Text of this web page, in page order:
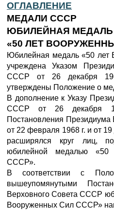
ОГЛАВЛЕНИЕ
МЕДАЛИ СССР
ЮБИЛЕЙНАЯ МЕДАЛЬ
«50 ЛЕТ
Юбилейная медаль «50
учреждена Указом
СССР от 26 декабря
утверждены Положение о
В дополнение к Указу
СССР от 26 декабря
Постановления
от 22 февраля 1968 г. и от
расширялся круг лиц,
юбилейной медалью
СССР».
В соответствии с
вышеупомянутыми
Верховного Совета СССР
Вооруженных Сил СССР»